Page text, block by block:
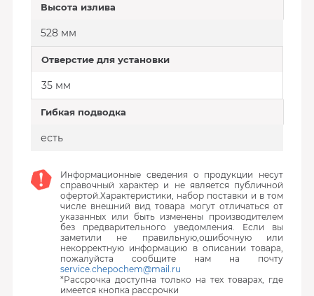
Высота излива
528 мм
Отверстие для установки
35 мм
Гибкая подводка
есть
Информационные сведения о продукции несут
справочный характер и не является публичной
офертой.Характеристики, набор поставки и в том
числе внешний вид товара могут отличаться от
указанных или быть изменены производителем
без предварительного уведомления. Если вы
заметили не правильную,ошибочную или
некорректную информацию в описании товара,
пожалуйста сообщите нам на почту
service.chepochem@mail.ru
*Рассрочка доступна только на тех товарах, где
имеется кнопка рассрочки